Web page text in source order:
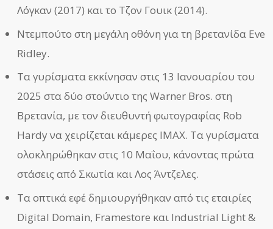
Λόγκαν (2017) και το Τζον Γουικ (2014).
Ντεμπούτο στη μεγάλη οθόνη για τη βρετανίδα Eve
Ridley.
Τα γυρίσματα εκκίνησαν στις 13 Ιανουαρίου του
2025 στα δύο στούντιο της Warner Bros. στη
Βρετανία, με τον διευθυντή φωτογραφίας Rob
Hardy να χειρίζεται κάμερες IMAX. Τα γυρίσματα
ολοκληρώθηκαν στις 10 Μαΐου, κάνοντας πρώτα
στάσεις από Σκωτία και Λος Άντζελες.
Τα οπτικά εφέ δημιουργήθηκαν από τις εταιρίες
Digital Domain, Framestore και Industrial Light &